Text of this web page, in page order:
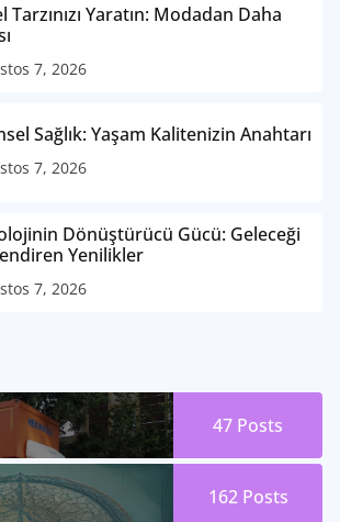
Tarzınızı Yaratın: Modadan Daha
7, 2026
Sağlık: Yaşam Kalitenizin Anahtarı
7, 2026
Dönüştürücü Gücü: Geleceği
Yenilikler
7, 2026
47 Posts
162 Posts